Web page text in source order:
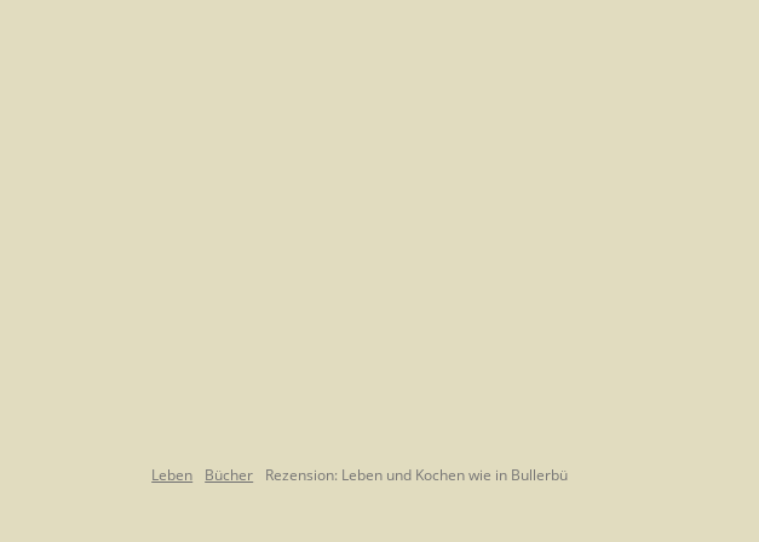
Leben Bücher Rezension: Leben und Kochen wie in Bullerbü